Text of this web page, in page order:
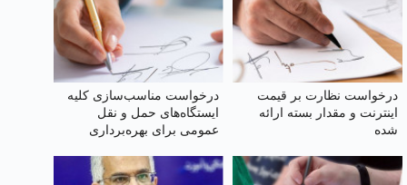
درخواست نظارت بر قیمت
اینترنت و مقدار بسته ارائه
شده
درخواست مناسب‌سازی کلیه
ایستگاه‌های حمل‌ و نقل
عمومی برای بهره‌برداری